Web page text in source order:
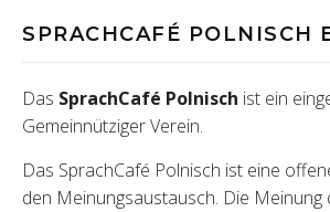
SPRACHCAFÉ POLNISCH
Das SprachCafé Polnisch ist ein
Gemeinnütziger Verein.
Das SprachCafé Polnisch ist eine
den Meinungsaustausch. Die Meinung